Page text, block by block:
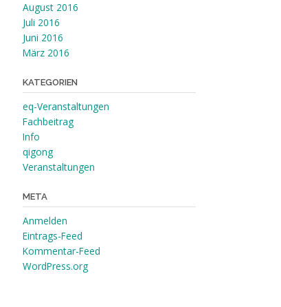
August 2016
Juli 2016
Juni 2016
März 2016
KATEGORIEN
eq-Veranstaltungen
Fachbeitrag
Info
qigong
Veranstaltungen
META
Anmelden
Eintrags-Feed
Kommentar-Feed
WordPress.org